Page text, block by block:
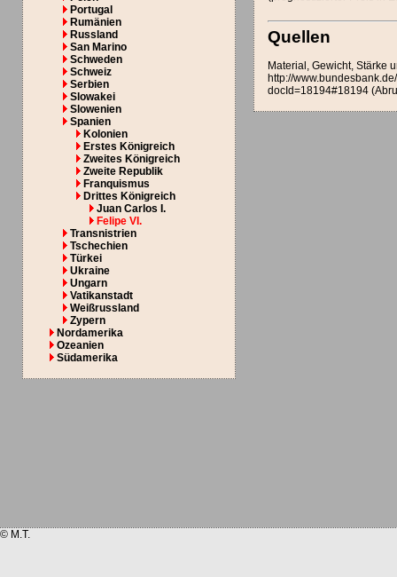
Portugal
Rumänien
Russland
San Marino
Schweden
Schweiz
Serbien
Slowakei
Slowenien
Spanien
Kolonien
Erstes Königreich
Zweites Königreich
Zweite Republik
Franquismus
Drittes Königreich
Juan Carlos I.
Felipe VI.
Transnistrien
Tschechien
Türkei
Ukraine
Ungarn
Vatikanstadt
Weißrussland
Zypern
Nordamerika
Ozeanien
Südamerika
Quellen
Material, Gewicht, Stärke
http://
docId=18194#18194
© M.T.